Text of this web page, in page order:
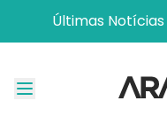
Últimas Notícias